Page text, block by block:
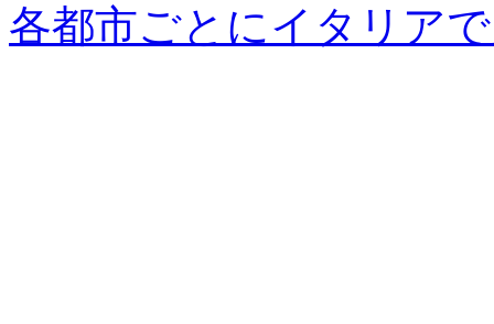
各都市ごとにイタリア